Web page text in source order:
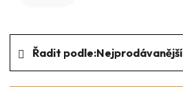
Ř
a
Řadit podle:Nejprodávanější